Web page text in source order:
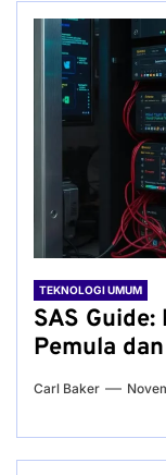
TEKNOLOGI UMUM
SAS
Pemula
Carl Baker